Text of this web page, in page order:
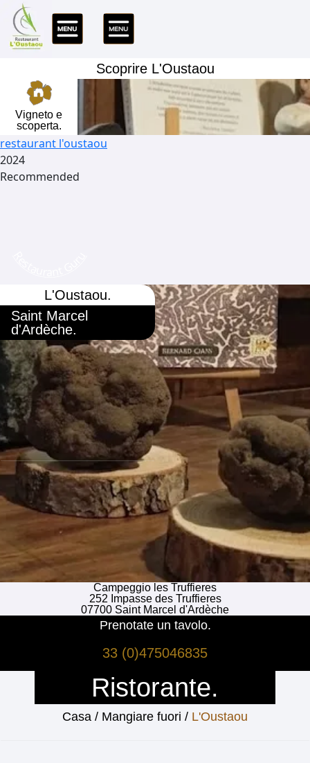
Scoprire L'Oustaou
Vigneto e
scoperta.
restaurant l'oustaou
2024
Recommended
L'Oustaou.
Saint Marcel
d'Ardèche.
Campeggio les Truffieres
252 Impasse des Truffieres
07700 Saint Marcel d'Ardèche
Prenotate un tavolo.
33 (0)475046835
Ristorante.
Casa Mangiare fuori L'Oustaou